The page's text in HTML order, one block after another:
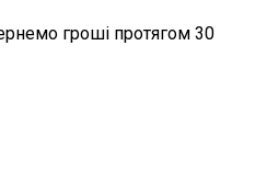
гроші протягом 30